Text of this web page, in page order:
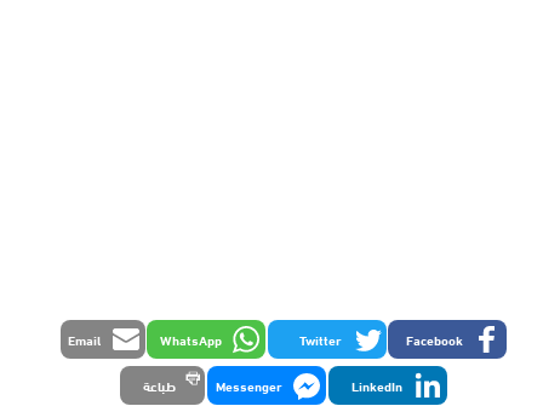
Facebook
Twitter
WhatsApp
Email
LinkedIn
Messenger طباعة